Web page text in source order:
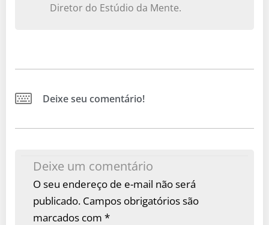
Diretor do Estúdio da Mente.
Deixe seu comentário!
Deixe um comentário
O seu endereço de e-mail não será
publicado. Campos obrigatórios são
marcados com *